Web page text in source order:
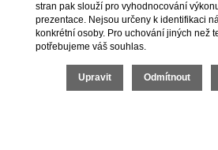
2026 © Bc. Michaela Pelešková, všechna
Ochrana oznamovatelů
Cookies
stran pak slouží pro vyhodnocování
prezentace. Nejsou určeny k identifikaci
konkrétní osoby. Pro uchování jiných než
potřebujeme váš souhlas.
Upravit Odmítnout